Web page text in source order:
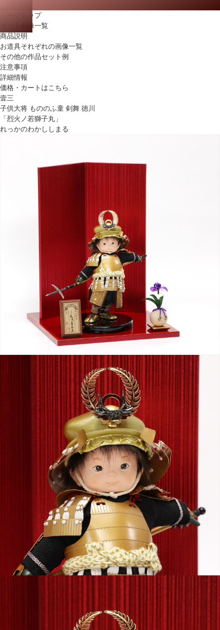
ページトップ
セット画像一覧
商品説明
お道具それぞれの画像一覧
その他の作品セット例
注意事項
詳細情報
価格・カートはこちら
壹三
子供大将 もののふ童 剣舞 徳川
「烈火ノ若獅子丸」
れっかのわかししまる